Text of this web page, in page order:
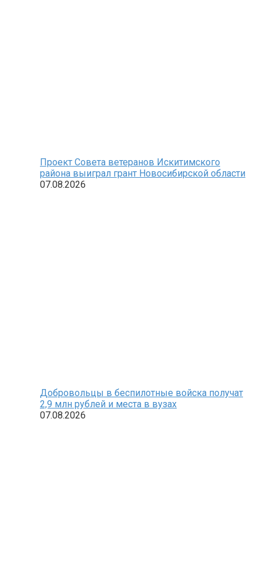
Проект Совета ветеранов Искитимского
района выиграл грант Новосибирской области
07.08.2026
Добровольцы в беспилотные войска получат
2,9 млн рублей и места в вузах
07.08.2026